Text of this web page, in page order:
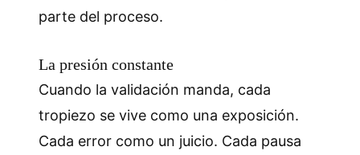
parte del proceso.
La presión constante
Cuando la validación manda, cada
tropiezo se vive como una exposición.
Cada error como un juicio. Cada pausa